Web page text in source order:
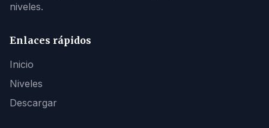
niveles.
Enlaces rápidos
Inicio
Niveles
Descargar